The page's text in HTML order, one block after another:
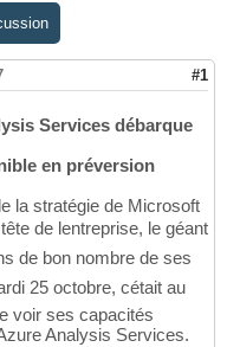
#1
Services débarque
en préversion
la stratégie de Microsoft
de lentreprise, le géant
de bon nombre de ses
25 octobre, cétait au
voir ses capacités
Analysis Services.